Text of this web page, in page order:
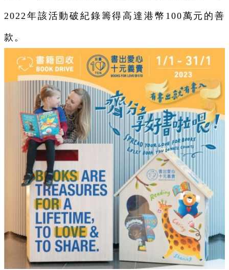
2022年該活動破紀錄籌得高達港幣100萬元的善
款。